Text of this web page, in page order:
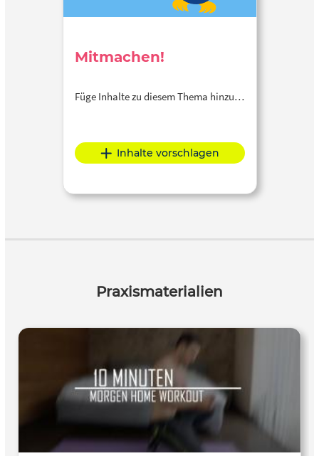
Mitmachen!
Füge Inhalte zu diesem Thema hinzu…
Inhalte vorschlagen
Praxismaterialien